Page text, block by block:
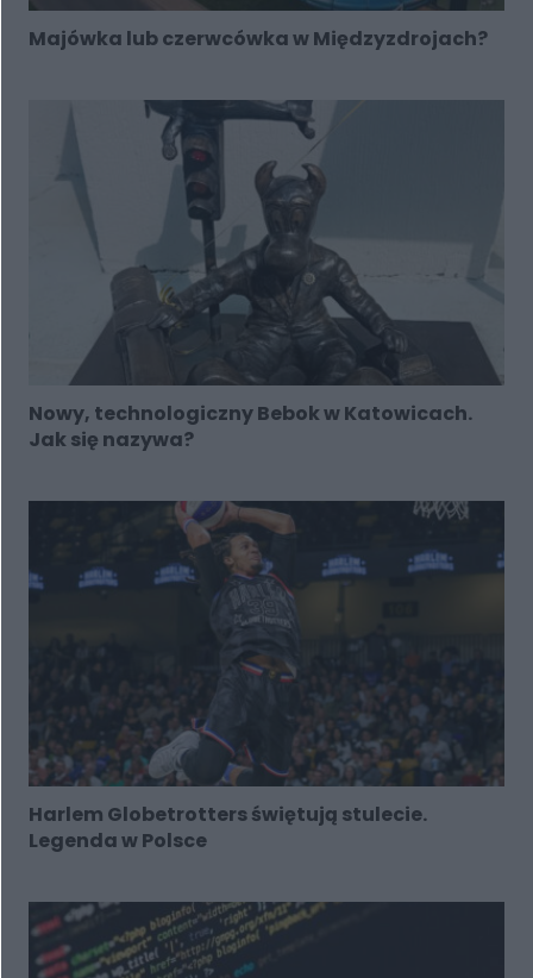
Majówka lub czerwcówka w Międzyzdrojach?
Nowy, technologiczny Bebok w Katowicach.
Jak się nazywa?
Harlem Globetrotters świętują stulecie.
Legenda w Polsce